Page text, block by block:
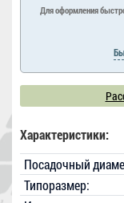
Для оформления
Характеристики:
Посадочный
Типоразмер: